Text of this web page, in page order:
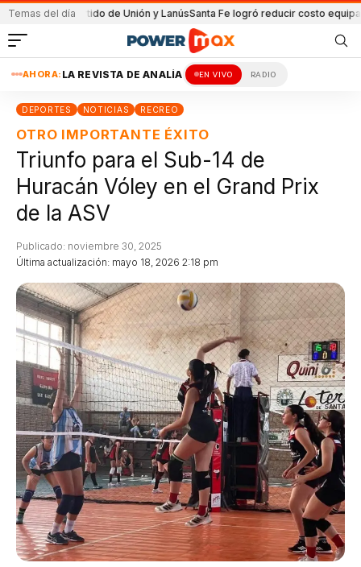
Temas del día
el partido de Unión y LanúsSanta Fe logró reducir costo equipamiento
AHORA: LA REVISTA DE ANALÍA EN VIVO RADIO
DEPORTES NOTICIAS RECREO
OTRO IMPORTANTE ÉXITO
Triunfo para el Sub-14 de
Huracán Vóley en el Grand Prix
de la ASV
Última actualización: mayo 18, 2026 2:18 pm
Publicado: noviembre 30, 2025